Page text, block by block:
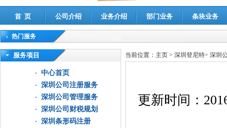
首 页 公司介绍 业务介绍 部门业务 条块业务
热门服务
高新技术企业认定审计|企业所得税汇算清缴申报鉴证
服务项目
中心首页
深圳公司注册服务
深圳公司管理服务
深圳公司财税规划
深圳条形码注册
当前位置： 主页 > 深圳登尼特> 深圳
更新时间：